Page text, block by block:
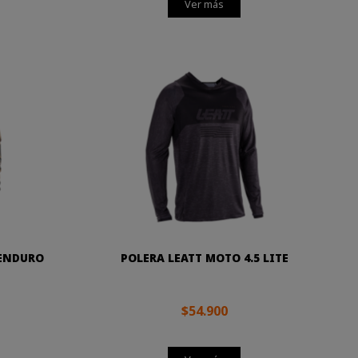
Ver más
POLERA LEATT MOTO 4.5 LITE
$54.900